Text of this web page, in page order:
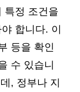
특정 조건을
합니다. 이
등을 확인
수 있습니
, 정부나 지